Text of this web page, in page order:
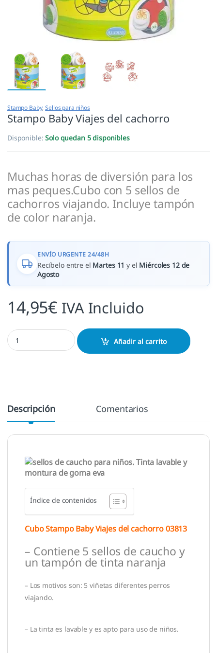
Stampo Baby,Sellos para niños
Stampo Baby Viajes del cachorro
Disponible:Solo quedan 5 disponibles
Muchas horas de diversión para los
mas peques.Cubo con 5 sellos de
cachorros viajando. Incluye tampón
de color naranja.
ENVÍO URGENTE 24/48H
Recíbelo entre el Martes 11 y el Miércoles 12 de
Agosto
14,95€ IVA Incluido
Stampo Baby Viajes del cachorro cantidad
Añadir al carrito
Descripción Comentarios
Índice de contenidos
Cubo Stampo Baby Viajes del cachorro 03813
– Contiene 5 sellos de caucho y
un tampón de tinta naranja
– Los motivos son: 5 viñetas diferentes perros
viajando.
– La tinta es lavable y es apto para uso de niños.